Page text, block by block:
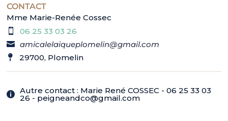
CONTACT
Mme Marie-Renée Cossec
06 25 33 03 26
amicalelaiqueplomelin@gmail.com
29700, Plomelin
Autre contact : Marie René COSSEC - 06 25 33 03
26 - peigneandco@gmail.com